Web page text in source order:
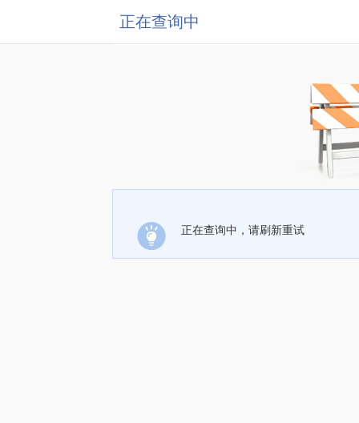
正在查询中
正在查询中，请刷新重试